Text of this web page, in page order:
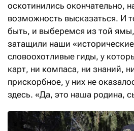
оскотинились окончательно,
возможность высказаться. И
быть, и выберемся из той
затащили наши
словоохотливые гиды, у
карт, ни компаса, ни знаний,
прискорбное, у них не
здесь. «Да, это наша родина,